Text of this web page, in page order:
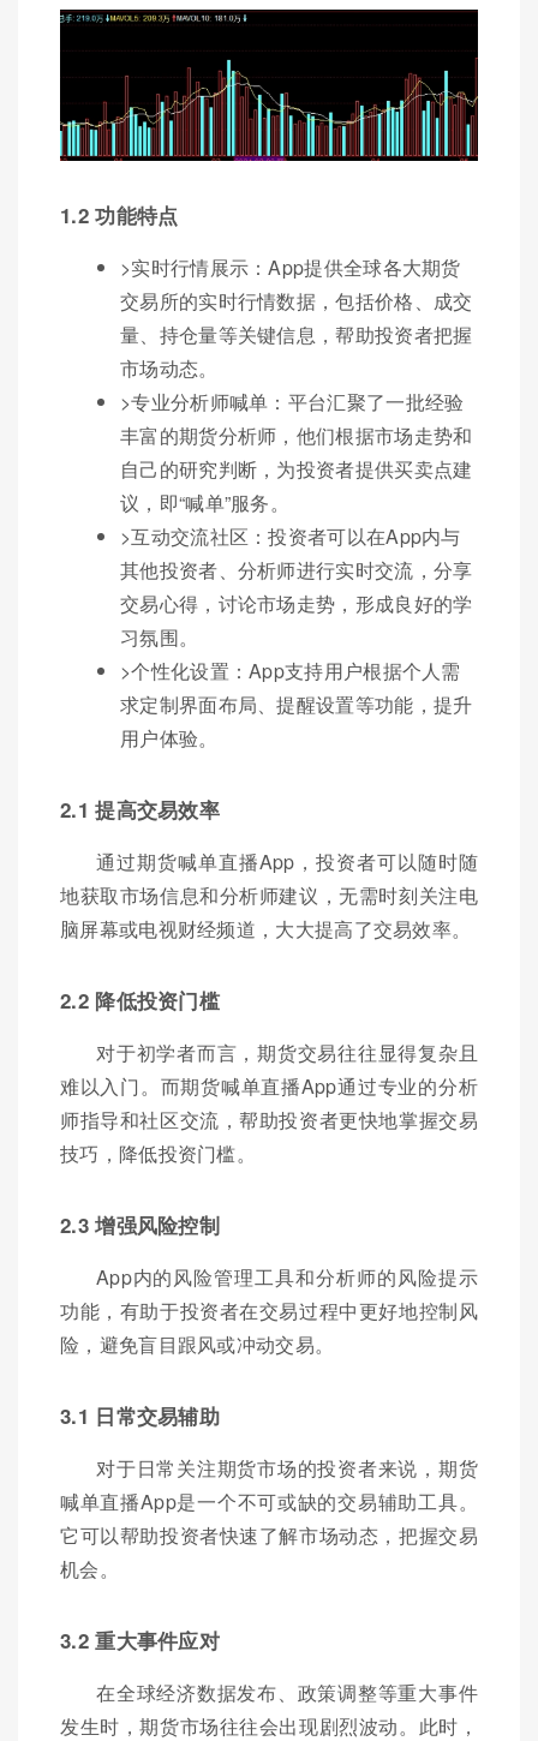
1.2 功能特点
>实时行情展示：App提供全球各大期货
交易所的实时行情数据，包括价格、成交
量、持仓量等关键信息，帮助投资者把握
市场动态。
>专业分析师喊单：平台汇聚了一批经验
丰富的期货分析师，他们根据市场走势和
自己的研究判断，为投资者提供买卖点建
议，即“喊单”服务。
>互动交流社区：投资者可以在App内与
其他投资者、分析师进行实时交流，分享
交易心得，讨论市场走势，形成良好的学
习氛围。
>个性化设置：App支持用户根据个人需
求定制界面布局、提醒设置等功能，提升
用户体验。
2.1 提高交易效率
通过期货喊单直播App，投资者可以随时随
地获取市场信息和分析师建议，无需时刻关注电
脑屏幕或电视财经频道，大大提高了交易效率。
2.2 降低投资门槛
对于初学者而言，期货交易往往显得复杂且
难以入门。而期货喊单直播App通过专业的分析
师指导和社区交流，帮助投资者更快地掌握交易
技巧，降低投资门槛。
2.3 增强风险控制
App内的风险管理工具和分析师的风险提示
功能，有助于投资者在交易过程中更好地控制风
险，避免盲目跟风或冲动交易。
3.1 日常交易辅助
对于日常关注期货市场的投资者来说，期货
喊单直播App是一个不可或缺的交易辅助工具。
它可以帮助投资者快速了解市场动态，把握交易
机会。
3.2 重大事件应对
在全球经济数据发布、政策调整等重大事件
发生时，期货市场往往会出现剧烈波动。此时，